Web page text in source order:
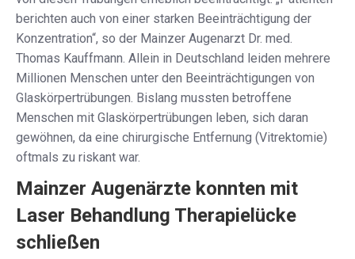
berichten auch von einer starken Beeinträchtigung der
Konzentration“, so der Mainzer Augenarzt Dr. med.
Thomas Kauffmann. Allein in Deutschland leiden mehrere
Millionen Menschen unter den Beeinträchtigungen von
Glaskörpertrübungen. Bislang mussten betroffene
Menschen mit Glaskörpertrübungen leben, sich daran
gewöhnen, da eine chirurgische Entfernung (Vitrektomie)
oftmals zu riskant war.
Mainzer Augenärzte konnten mit
Laser Behandlung Therapielücke
schließen